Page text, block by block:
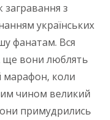
загравання з
українських
фанатам. Вся
ще вони люблять
марафон, коли
чином великий
примудрились